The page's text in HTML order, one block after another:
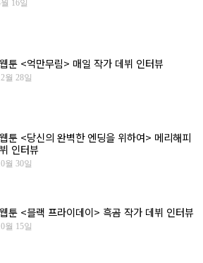
16일
툰 <억만무림> 매일 작가 데뷔 인터뷰
월 28일
툰 <당신의 완벽한 엔딩을 위하여> 메리해피
인터뷰
월 30일
툰 <블랙 프라이데이> 흑곰 작가 데뷔 인터뷰
월 15일